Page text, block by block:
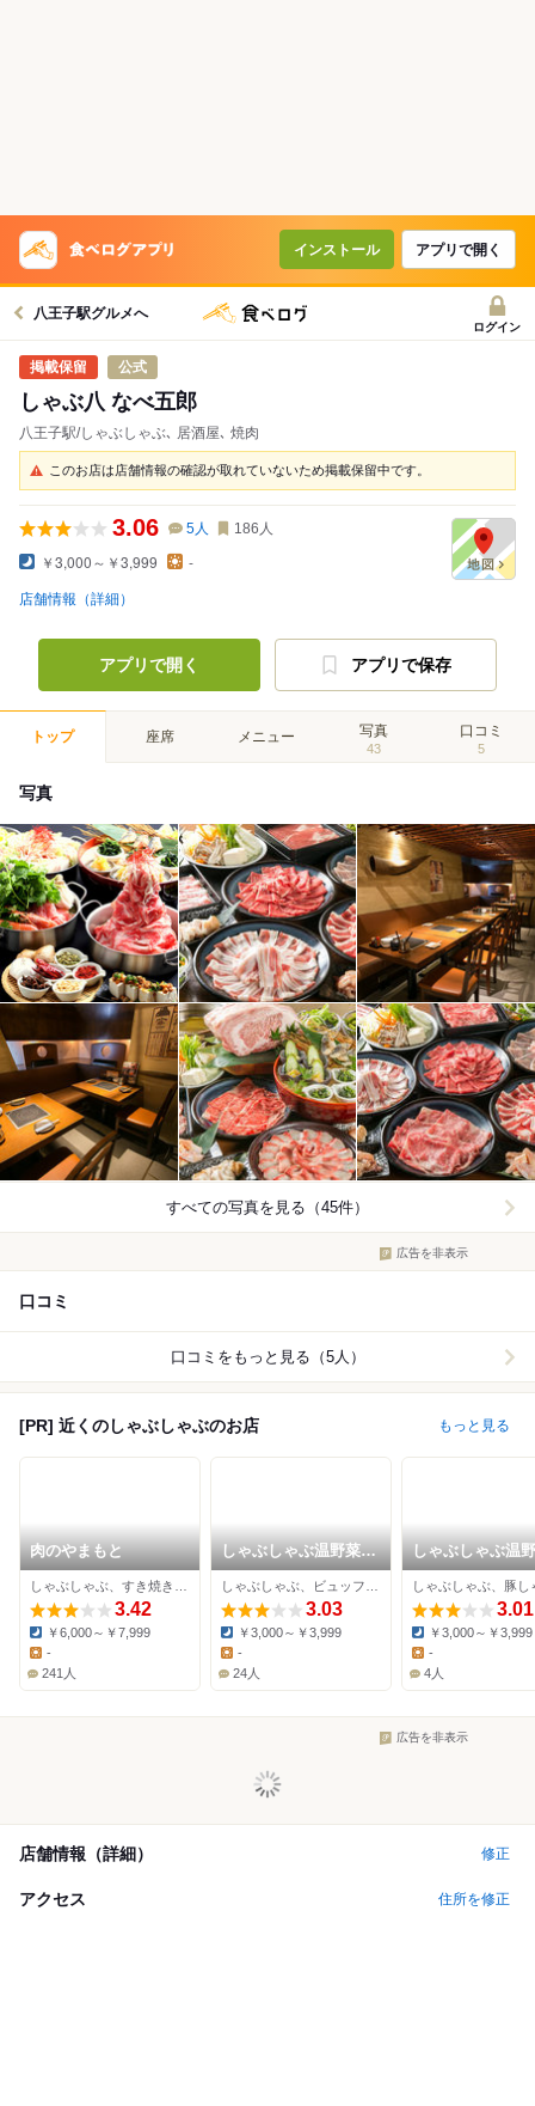
インストール アプリで開く
八王子駅グルメへ
ログイン
公式
しゃぶ八 なべ五郎
八王子駅/しゃぶしゃぶ､ 居酒屋､ 焼肉
このお店は店舗情報の確認が取れていないため掲載保留中です。
3.06 5人 186 人
￥3,000～￥3,999 -
店舗情報（詳細）
アプリで開く アプリで保存
トップ 座席 メニュー 写真
43
口コミ
5
写真
すべての写真を見る（45件）
広告を非表示
口コミ
口コミをもっと見る（5人）
[PR] 近くのしゃぶしゃぶのお店 もっと見る
肉のやまもと
3.42
Dinner:
￥6,000～￥7,999
-
241人
しゃぶしゃぶ温野菜
八王子店
3.03
Dinner:
￥3,000～￥3,999
Lunch:
-
24人
しゃぶしゃぶ温
八王子大和田店
3.01
Dinner:
￥3,000～￥3,999
Lunch:
-
4人
広告を非表示
店舗情報（詳細） 修正
アクセス 住所を修正